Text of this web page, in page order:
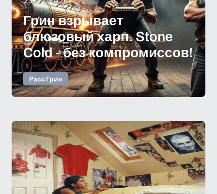
Грин взрывает
блюзовый харп. Stone
Cold - без компромиссов!
Расс Грин